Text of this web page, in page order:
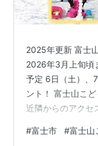
2025年更新 富士
2026年3月上旬頃
予定 6日（土）、
ント！ 富士山こ
近隣からのアクセ
2026年3月上旬頃
#富士市 #富士山